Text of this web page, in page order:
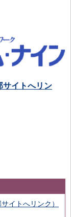
サイトへリン
イトへリンク）